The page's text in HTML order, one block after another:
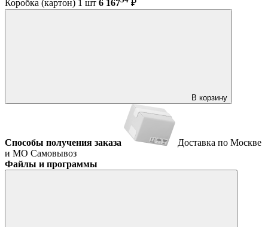
Коробка (картон) 1 шт 6 167 ₽
В корзину
Способы получения заказа
Доставка по Москве
и МО Самовывоз
Файлы и программы